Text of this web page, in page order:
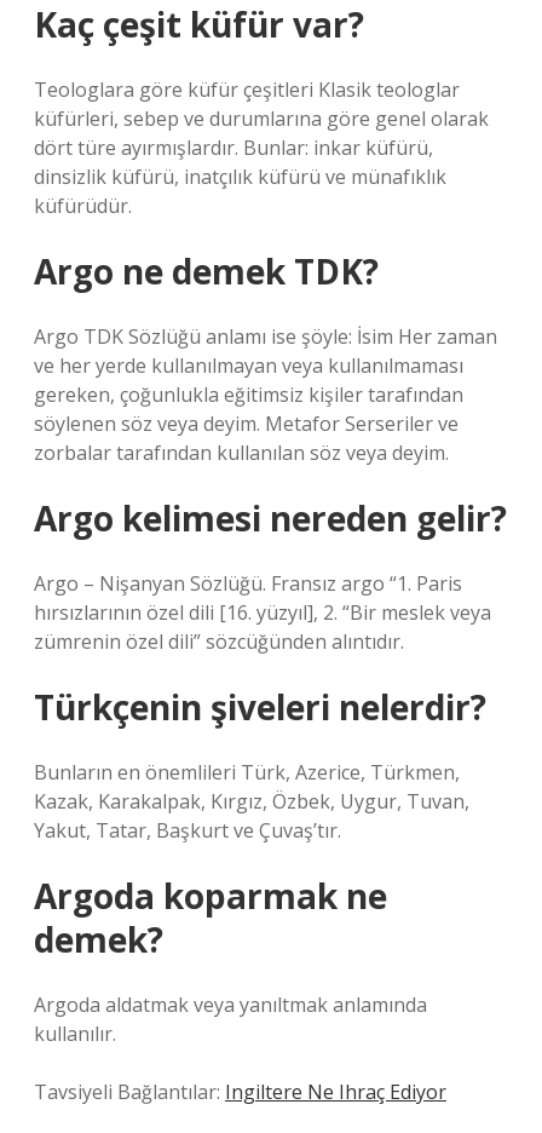
Kaç çeşit küfür var?
Teologlara göre küfür çeşitleri Klasik teologlar
küfürleri, sebep ve durumlarına göre genel olarak
dört türe ayırmışlardır. Bunlar: inkar küfürü,
dinsizlik küfürü, inatçılık küfürü ve münafıklık
küfürüdür.
Argo ne demek TDK?
Argo TDK Sözlüğü anlamı ise şöyle: İsim Her zaman
ve her yerde kullanılmayan veya kullanılmaması
gereken, çoğunlukla eğitimsiz kişiler tarafından
söylenen söz veya deyim. Metafor Serseriler ve
zorbalar tarafından kullanılan söz veya deyim.
Argo kelimesi nereden gelir?
Argo – Nişanyan Sözlüğü. Fransız argo “1. Paris
hırsızlarının özel dili [16. yüzyıl], 2. “Bir meslek veya
zümrenin özel dili” sözcüğünden alıntıdır.
Türkçenin şiveleri nelerdir?
Bunların en önemlileri Türk, Azerice, Türkmen,
Kazak, Karakalpak, Kırgız, Özbek, Uygur, Tuvan,
Yakut, Tatar, Başkurt ve Çuvaş’tır.
Argoda koparmak ne
demek?
Argoda aldatmak veya yanıltmak anlamında
kullanılır.
Tavsiyeli Bağlantılar: Ingiltere Ne Ihraç Ediyor